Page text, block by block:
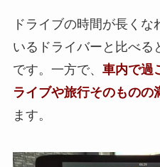
ドライブの時間が長く
いるドライバーと比べる
です。一方で、 車内で過
ライブや旅行そのものの
ます。